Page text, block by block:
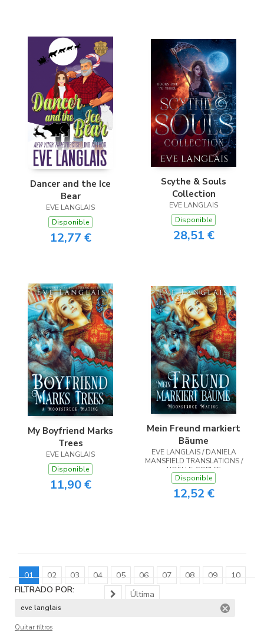
Dancer and the Ice
Bear
EVE LANGLAIS
Disponible
12,77 €
Scythe & Souls
Collection
EVE LANGLAIS
Disponible
28,51 €
My Boyfriend Marks
Trees
EVE LANGLAIS
Disponible
11,90 €
Mein Freund markiert
Bäume
EVE LANGLAIS / DANIELA
MANSFIELD TRANSLATIONS /
NOËLLE-SOPHIE
NIEDERBERGER
Disponible
12,52 €
01 02 03 04 05 06 07 08 09
10
Última
FILTRADO POR:
eve langlais
Quitar filtros